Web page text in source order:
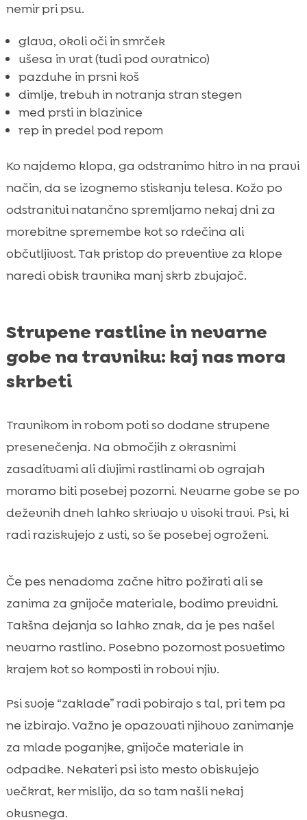
nemir pri psu.
glava, okoli oči in smrček
ušesa in vrat (tudi pod ovratnico)
pazduhe in prsni koš
dimlje, trebuh in notranja stran stegen
med prsti in blazinice
rep in predel pod repom
Ko najdemo klopa, ga odstranimo hitro in na pravi
način, da se izognemo stiskanju telesa. Kožo po
odstranitvi natančno spremljamo nekaj dni za
morebitne spremembe kot so rdečina ali
občutljivost. Tak pristop do preventive za klope
naredi obisk travnika manj skrb zbujajoč.
Strupene rastline in nevarne
gobe na travniku: kaj nas mora
skrbeti
Travnikom in robom poti so dodane strupene
presenečenja. Na območjih z okrasnimi
zasaditvami ali divjimi rastlinami ob ograjah
moramo biti posebej pozorni. Nevarne gobe se po
deževnih dneh lahko skrivajo v visoki travi. Psi, ki
radi raziskujejo z usti, so še posebej ogroženi.
Če pes nenadoma začne hitro požirati ali se
zanima za gnijoče materiale, bodimo previdni.
Takšna dejanja so lahko znak, da je pes našel
nevarno rastlino. Posebno pozornost posvetimo
krajem kot so komposti in robovi njiv.
Psi svoje “zaklade” radi pobirajo s tal, pri tem pa
ne izbirajo. Važno je opazovati njihovo zanimanje
za mlade poganjke, gnijoče materiale in
odpadke. Nekateri psi isto mesto obiskujejo
večkrat, ker mislijo, da so tam našli nekaj
okusnega.